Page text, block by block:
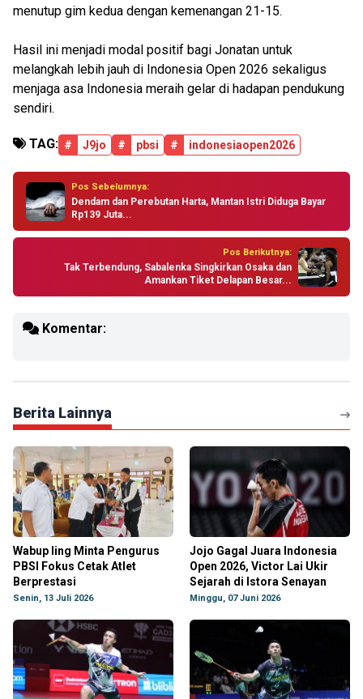
menutup gim kedua dengan kemenangan 21-15.
Hasil ini menjadi modal positif bagi Jonatan untuk
melangkah lebih jauh di Indonesia Open 2026 sekaligus
menjaga asa Indonesia meraih gelar di hadapan pendukung
sendiri.
TAG: # J9jo # pbsi # indonesiaopen2026
Pos Sebelumnya:
Dendam dan Perebutan Harta, Mantan Istri Diduga Bayar
Rp139 Juta...
Pos Berikutnya:
Tak Terbendung, Sabalenka Singkirkan Osaka dan
Amankan Tiket Delapan Besar...
Komentar:
Berita Lainnya
Wabup Iing Minta Pengurus
PBSI Fokus Cetak Atlet
Berprestasi
Senin, 13 Juli 2026
Jojo Gagal Juara Indonesia
Open 2026, Victor Lai Ukir
Sejarah di Istora Senayan
Minggu, 07 Juni 2026